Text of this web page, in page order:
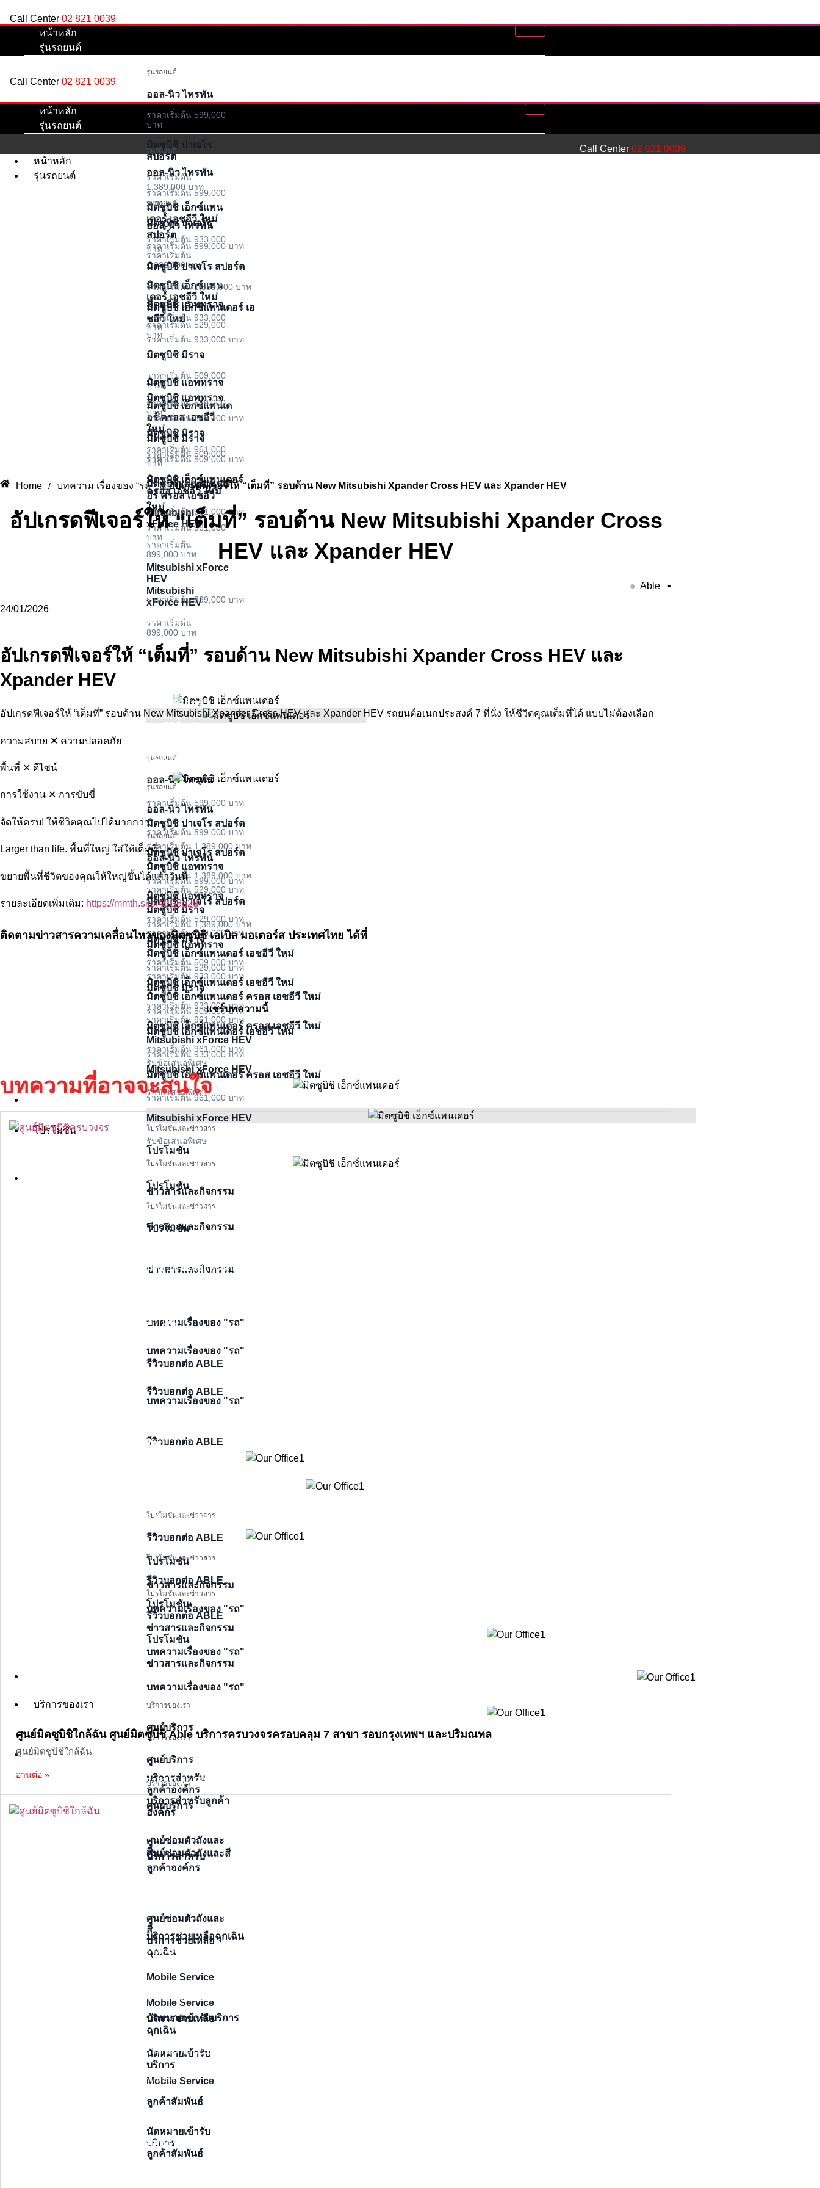
Call Center 02 821 0039
หน้าหลัก
รุ่นรถยนต์
รุ่นรถยนต์
ออล-นิว ไทรทัน
ราคาเริ่มต้น 599,000
บาท
มิตซูบิชิ ปาเจโร
สปอร์ต
ราคาเริ่มต้น
1,389,000 บาท
มิตซูบิชิ เอ็กซ์แพน
เดอร์ เอชอีวี ใหม่
ราคาเริ่มต้น 933,000
บาท
รุ่นรถยนต์
มิตซูบิชิ แอททราจ
ราคาเริ่มต้น 529,000
บาท
มิตซูบิชิ มิราจ
ราคาเริ่มต้น 509,000
บาท
มิตซูบิชิ เอ็กซ์แพนเด
อร์ ครอส เอชอีวี
ใหม่
ราคาเริ่มต้น 961,000
บาท
รุ่นรถยนต์
Mitsubishi
xForce HEV
ราคาเริ่มต้น
899,000 บาท
มิตซูบิชิ มิราจ
ราคาเริ่มต้น
509,000 บาท
มิตซูบิชิ เอ็กซ์
แพนเดอร์ ครอส
เอชอีวี ใหม่
รุ่นรถยนต์
ออล-นิว ไทรทัน
ราคาเริ่มต้น 599,000 บาท
มิตซูบิชิ ปาเจโร สปอร์ต
ราคาเริ่มต้น 1,389,000 บาท
มิตซูบิชิ แอททราจ
ราคาเริ่มต้น 529,000 บาท
มิตซูบิชิ มิราจ
ราคาเริ่มต้น 509,000 บาท
มิตซูบิชิ เอ็กซ์แพนเดอร์ เอชอีวี ใหม่
ราคาเริ่มต้น 933,000 บาท
มิตซูบิชิ เอ็กซ์แพนเดอร์ ครอส เอชอีวี ใหม่
ราคาเริ่มต้น 961,000 บาท
Mitsubishi xForce HEV
รับข้อเสนอพิเศษ
โปรโมชันและข่าวสาร
โปรโมชัน
ข่าวสารและกิจกรรม
ราคาเริ่มต้น 1,389,000 บาท
มิตซูบิชิ เอ็กซ์แพนเดอร์ เอช
ราคาเริ่มต้น 933,000 บาท
บทความเรื่องของ "รถ"
ราคาเริ่มต้น 529,000 บาท
รีวิวบอกต่อ ABLE
ราคาเริ่มต้น 509,000 บาท
มิตซูบิชิ เอ็กซ์แพนเดอร์
ราคาเริ่มต้น 961,000 บาท
โปรโมชันและข่าวสาร
รีวิวบอกต่อ ABLE
โปรโมชัน
ข่าวสารและกิจกรรม
บทความเรื่องของ "รถ"
บริการของเรา
ศูนย์บริการ
บาท
บริการสำหรับ
ลูกค้าองค์กร
ราคาเริ่มต้น
ศูนย์ซ่อมตัวถังและ
สี
ราคาเริ่มต้น 933,000
รุ่นรถยนต์
บริการช่วยเหลือ
ฉุกเฉิน
ราคาเริ่มต้น 529,000
บาท
Mobile Service
ราคาเริ่มต้น 509,000
บาท
นัดหมายเข้ารับ
บริการ
ราคาเริ่มต้น 961,000
บาท
รุ่นรถยนต์
ลูกค้าสัมพันธ์
Call Center 02 821 0039
หน้าหลัก
รุ่นรถยนต์
รุ่นรถยนต์
ออล-นิว ไทรทัน
ราคาเริ่มต้น 599,000
บาท
มิตซูบิชิ ปาเจโร
สปอร์ต
ราคาเริ่มต้น
1,389,000 บาท
มิตซูบิชิ เอ็กซ์แพน
เดอร์ เอชอีวี ใหม่
ราคาเริ่มต้น 933,000
บาท
รุ่นรถยนต์
มิตซูบิชิ แอททราจ
ราคาเริ่มต้น 529,000
บาท
มิตซูบิชิ มิราจ
ราคาเริ่มต้น 509,000
บาท
มิตซูบิชิ เอ็กซ์แพนเด
อร์ ครอส เอชอีวี
ใหม่
ราคาเริ่มต้น 961,000
บาท
รุ่นรถยนต์
Mitsubishi
xForce HEV
ราคาเริ่มต้น
899,000 บาท
มิตซูบิชิ มิราจ
มิตซูบิชิ เอ็กซ์
แพนเดอร์ ครอส
961,000 บาท
รุ่นรถยนต์
ออล-นิว ไทรทัน
ราคาเริ่มต้น 599,000 บาท
มิตซูบิชิ ปาเจโร สปอร์ต
ราคาเริ่มต้น 1,389,000 บาท
มิตซูบิชิ แอททราจ
ราคาเริ่มต้น 529,000 บาท
มิตซูบิชิ มิราจ
ราคาเริ่มต้น 509,000 บาท
มิตซูบิชิ เอ็กซ์แพนเดอร์ เอชอีวี ใหม่
ราคาเริ่มต้น 933,000 บาท
มิตซูบิชิ เอ็กซ์แพนเดอร์ ครอส เอชอีวี ใหม่
ราคาเริ่มต้น 961,000 บาท
Mitsubishi xForce HEV
รับข้อเสนอพิเศษ
โปรโมชันและข่าวสาร
โปรโมชัน
ข่าวสารและกิจกรรม
อีวี ใหม่
ราคาเริ่มต้น 933,000 บาท
บทความเรื่องของ "รถ"
รีวิวบอกต่อ ABLE
ราคาเริ่มต้น 961,000 บาท
โปรโมชันและข่าวสาร
รีวิวบอกต่อ ABLE
โปรโมชัน
ข่าวสารและกิจกรรม
บทความเรื่องของ "รถ"
บริการของเรา
บริการของเรา
ศูนย์บริการ
บาท
บริการสำหรับ
ลูกค้าองค์กร
ศูนย์ซ่อมตัวถังและ
สี
ราคาเริ่มต้น 933,000
บาท
บริการช่วยเหลือ
ฉุกเฉิน
ราคาเริ่มต้น 529,000
บาท
Mobile Service
ราคาเริ่มต้น 509,000
บาท
นัดหมายเข้ารับ
บริการ
Call Center 02 821 0039
หน้าหลัก
รุ่นรถยนต์
รุ่นรถยนต์
ออล-นิว ไทรทัน
ราคาเริ่มต้น 599,000 บาท
มิตซูบิชิ ปาเจโร สปอร์ต
ราคาเริ่มต้น 1,389,000 บาท
มิตซูบิชิ เอ็กซ์แพนเดอร์ เอ
ชอีวี ใหม่
ราคาเริ่มต้น 933,000 บาท
รุ่นรถยนต์
มิตซูบิชิ แอททราจ
ราคาเริ่มต้น 529,000 บาท
มิตซูบิชิ มิราจ
ราคาเริ่มต้น 509,000 บาท
มิตซูบิชิ เอ็กซ์แพนเดอร์
ครอส เอชอีวี ใหม่
ราคาเริ่มต้น 961,000 บาท
รุ่นรถยนต์
Mitsubishi xForce
HEV
ราคาเริ่มต้น 899,000 บาท
มิตซูบิชิ มิราจ
ราคาเริ่มต้น 509,000 บาท
มิตซูบิชิ เอ็กซ์แพนเดอร์
ราคาเริ่มต้น 961,000 บาท
รุ่นรถยนต์
ออล-นิว ไทรทัน
ราคาเริ่มต้น 599,000 บาท
มิตซูบิชิ ปาเจโร สปอร์ต
ราคาเริ่มต้น 1,389,000 บาท
มิตซูบิชิ แอททราจ
ราคาเริ่มต้น 529,000 บาท
มิตซูบิชิ มิราจ
ราคาเริ่มต้น 509,000 บาท
มิตซูบิชิ เอ็กซ์แพนเดอร์ เอชอีวี ใหม่
ราคาเริ่มต้น 933,000 บาท
มิตซูบิชิ เอ็กซ์แพนเดอร์ ครอส เอชอีวี ใหม่
ราคาเริ่มต้น 961,000 บาท
Mitsubishi xForce HEV
รับข้อเสนอพิเศษ
โปรโมชัน
โปรโมชันและข่าวสาร
โปรโมชัน
ราคาเริ่มต้น 529,000 บาท
ข่าวสารและกิจกรรม
มิตซูบิชิ เอ็กซ์แพนเดอร์ เอชอีวี ใหม่
รุ่นรถยนต์
บทความเรื่องของ "รถ"
รีวิวบอกต่อ ABLE
ใหม่
โปรโมชันและข่าวสาร
รีวิวบอกต่อ ABLE
โปรโมชัน
ข่าวสารและกิจกรรม
บทความเรื่องของ "รถ"
บริการของเรา
บริการของเรา
ศูนย์บริการ
ราคาเริ่มต้น 599,000 บาท
บริการสำหรับลูกค้า
องค์กร
ราคาเริ่มต้น 1,389,000 บาท
ศูนย์ซ่อมตัวถังและสี
ราคาเริ่มต้น 933,000 บาท
รุ่นรถยนต์
บริการช่วยเหลือฉุกเฉิน
ราคาเริ่มต้น 529,000 บาท
Mobile Service
ราคาเริ่มต้น 509,000 บาท
นัดหมายเข้ารับบริการ
ราคาเริ่มต้น 961,000 บาท
รุ่นรถยนต์
ลูกค้าสัมพันธ์
มิตซูบิชิ เอเบิล ลำลูกกา
ราคาเริ่มต้น 509,000 บาท
Home / บทความ เรื่องของ “รถ” / อัปเกรดฟีเจอร์ให้ “เต็มที่” รอบด้าน New Mitsubishi Xpander Cross HEV และ Xpander HEV
อัปเกรดฟีเจอร์ให้ “เต็มที่” รอบด้าน New Mitsubishi Xpander Cross
HEV และ Xpander HEV
● Able •
24/01/2026
อัปเกรดฟีเจอร์ให้ “เต็มที่” รอบด้าน New Mitsubishi Xpander Cross HEV และ
Xpander HEV
อัปเกรดฟีเจอร์ให้ “เต็มที่” รอบด้าน New Mitsubishi Xpander Cross HEV และ Xpander HEV รถยนต์อเนกประสงค์ 7 ที่นั่ง ให้ชีวิตคุณเต็มที่ได้ แบบไม่ต้องเลือก
ความสบาย ✕ ความปลอดภัย
พื้นที่ ✕ ดีไซน์
การใช้งาน ✕ การขับขี่
จัดให้ครบ! ให้ชีวิตคุณไปได้มากกว่า
Larger than life. พื้นที่ใหญ่ ใส่ให้เต็มที่
ขยายพื้นที่ชีวิตของคุณให้ใหญ่ขึ้นได้แล้ววันนี้
รายละเอียดเพิ่มเติม: https://mmth.site/49G8g2u
ติดตามข่าวสารความเคลื่อนไหวของมิตซูบิชิ เอเบิล มอเตอร์ส ประเทศไทย ได้ที่
แชร์บทความนี้
บทความที่อาจจะสนใจ
ศูนย์มิตซูบิชิใกล้ฉัน ศูนย์มิตซูบิชิ Able บริการครบวงจรครอบคลุม 7 สาขา รอบกรุงเทพฯ และปริมณทล
ศูนย์มิตซูบิชิใกล้ฉัน
อ่านต่อ »